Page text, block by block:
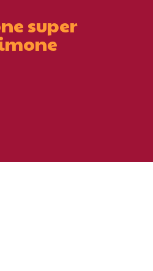
super